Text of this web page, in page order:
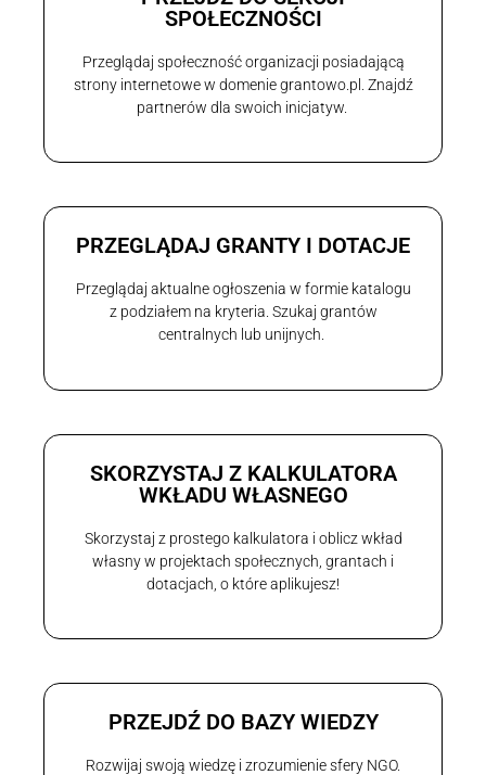
SPOŁECZNOŚCI
Przeglądaj społeczność organizacji posiadającą
strony internetowe w domenie grantowo.pl. Znajdź
partnerów dla swoich inicjatyw.
PRZEGLĄDAJ GRANTY I DOTACJE
Przeglądaj aktualne ogłoszenia w formie katalogu
z podziałem na kryteria. Szukaj grantów
centralnych lub unijnych.
SKORZYSTAJ Z KALKULATORA
WKŁADU WŁASNEGO
Skorzystaj z prostego kalkulatora i oblicz wkład
własny w projektach społecznych, grantach i
dotacjach, o które aplikujesz!
PRZEJDŹ DO BAZY WIEDZY
Rozwijaj swoją wiedzę i zrozumienie sfery NGO.